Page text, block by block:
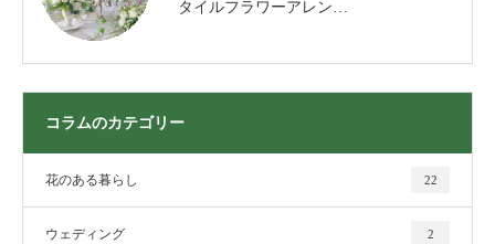
タイルフラワーアレン…
コラムのカテゴリー
花のある暮らし 22
ウェディング 2